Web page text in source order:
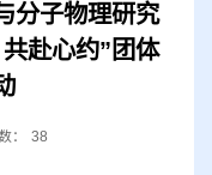
分子物理研究
赴心约”团体
： 38